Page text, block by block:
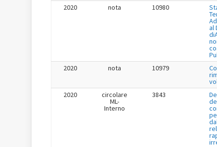
2020
nota 10980
al
2020
nota 10979
2020
circolare
ML-
Interno
3843